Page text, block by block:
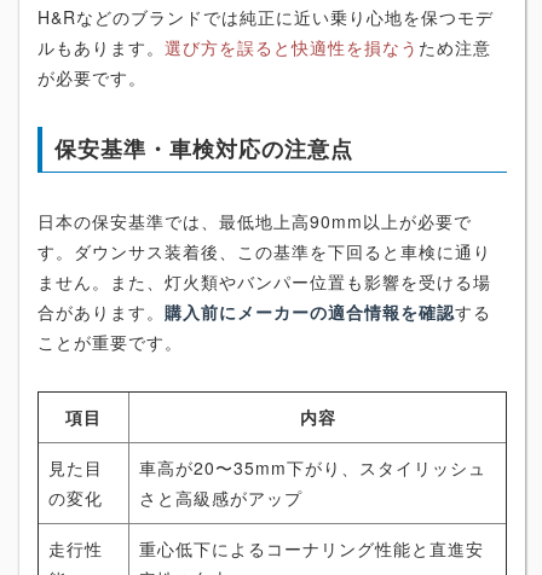
H&Rなどのブランドでは純正に近い乗り心地を保つモデ
ルもあります。 選び方を誤ると快適性を損なう ため注意
が必要です。
保安基準・車検対応の注意点
日本の保安基準では、最低地上高90mm以上が必要で
す。ダウンサス装着後、この基準を下回ると車検に通り
ません。また、灯火類やバンパー位置も影響を受ける場
合があります。 購入前にメーカーの適合情報を確認する
ことが重要です。
項目 内容
見た目
の変化
車高が20〜35mm下がり、スタイリッシュ
さと高級感がアップ
走行性
重心低下によるコーナリング性能と直進安